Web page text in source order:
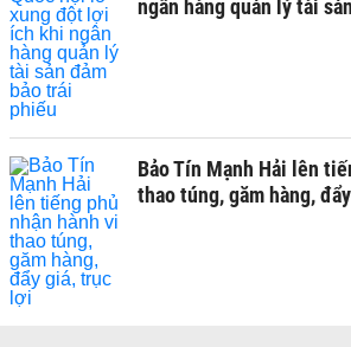
ngân hàng quản lý tài
Bảo Tín Mạnh Hải lên
thao túng, găm hàng,